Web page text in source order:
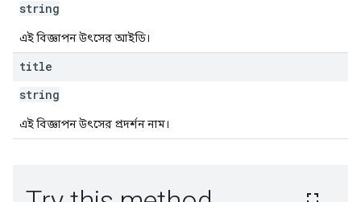
string
এই বিজ্ঞাপন উৎসের আইডি।
title
string
এই বিজ্ঞাপন উৎসের প্রদর্শন নাম।